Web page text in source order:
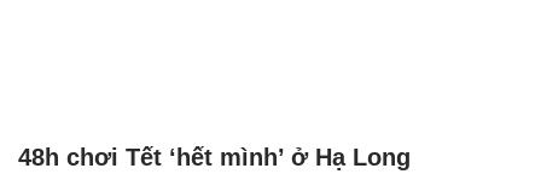
48h chơi Tết ‘hết mình’ ở Hạ Long